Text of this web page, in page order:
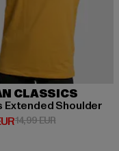
CLASSICS
Extended Shoulder
Preis: 13,04 EUR
14,99 EURAktionspreis: